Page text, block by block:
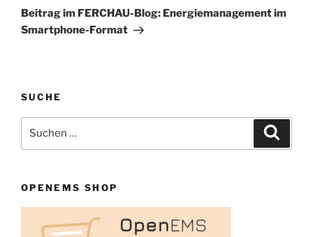
Beitrag
Beitrag im FERCHAU-Blog: Ener­gie­ma­nage­ment im
Smart­phone-Format
SUCHE
nach:
OPENEMS SHOP